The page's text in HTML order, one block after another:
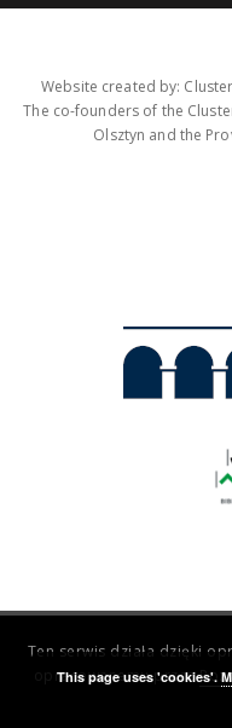
Website created by:
The co-founders of the
Olsztyn and the
Ten serwis działa dzięki
opracowanemu przez
This page uses 'cookies'.